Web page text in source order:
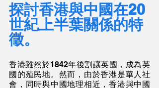
探討香港與中國在20
世紀上半葉關係的特
徵。
香港雖然於1842年後割讓英國，成為英
國的殖民地。然而，由於香港是華人社
會，同時與中國地理相近，香港與中國